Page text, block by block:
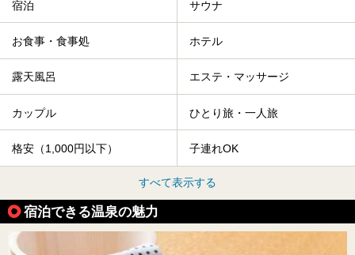
宿泊 サウナ
お食事・食事処 ホテル
露天風呂 エステ・マッサージ
カップル ひとり旅・一人旅
格安（1,000円以下） 子連れOK
すべて表示する
宿泊できる温泉の魅力